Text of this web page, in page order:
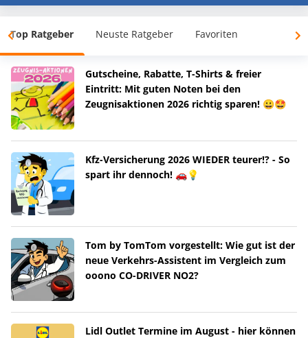
Top Ratgeber Neuste Ratgeber Favoriten
Gutscheine, Rabatte, T-Shirts & freier
Eintritt: Mit guten Noten bei den
Zeugnisaktionen 2026 richtig sparen! 😀🤩
Kfz-Versicherung 2026 WIEDER teurer!? - So
spart ihr dennoch! 🚗💡
Tom by TomTom vorgestellt: Wie gut ist der
neue Verkehrs-Assistent im Vergleich zum
ooono CO-DRIVER NO2?
Lidl Outlet Termine im August - hier können